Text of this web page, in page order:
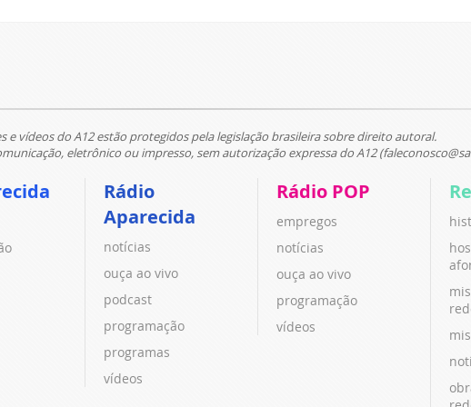
e vídeos do A12 estão protegidos pela legislação brasileira sobre direito autoral.
eletrônico ou impresso, sem autorização expressa do A12
Rádio
Aparecida
notícias
ouça ao vivo
podcast
programação
programas
vídeos
Rádio POP
empregos
notícias
ouça ao vivo
programação
vídeos